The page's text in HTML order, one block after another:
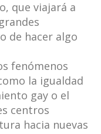
que viajará a
de hacer algo
fenómenos
la igualdad
gay o el
centros
hacia nuevas